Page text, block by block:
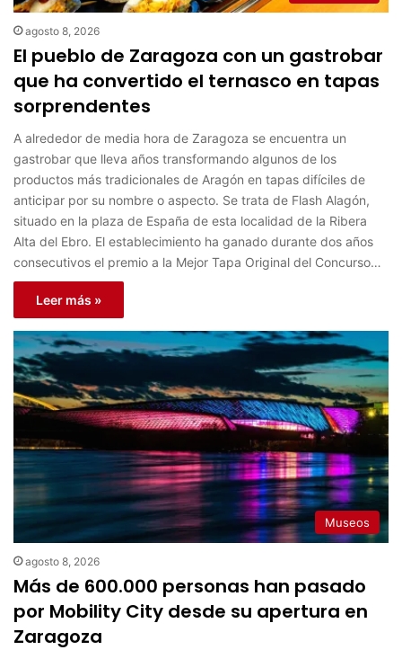
agosto 8, 2026
El pueblo de Zaragoza con un gastrobar
que ha convertido el ternasco en tapas
sorprendentes
A alrededor de media hora de Zaragoza se encuentra un
gastrobar que lleva años transformando algunos de los
productos más tradicionales de Aragón en tapas difíciles de
anticipar por su nombre o aspecto. Se trata de Flash Alagón,
situado en la plaza de España de esta localidad de la Ribera
Alta del Ebro. El establecimiento ha ganado durante dos años
consecutivos el premio a la Mejor Tapa Original del Concurso…
Leer más »
Museos
agosto 8, 2026
Más de 600.000 personas han pasado
por Mobility City desde su apertura en
Zaragoza